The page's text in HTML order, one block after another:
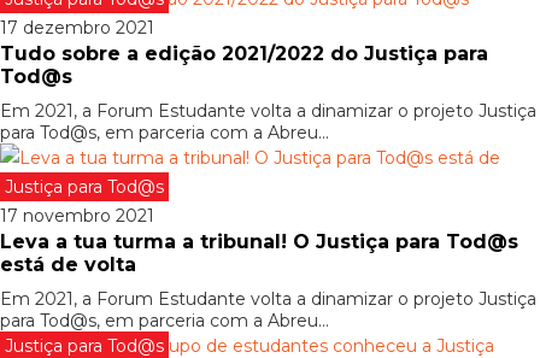
17 dezembro 2021
Tudo sobre a edição 2021/2022 do Justiça para
Tod@s
Em 2021, a Forum Estudante volta a dinamizar o projeto Justiça
para Tod@s, em parceria com a Abreu...
Justiça para Tod@s
17 novembro 2021
Leva a tua turma a tribunal! O Justiça para Tod@s
está de volta
Em 2021, a Forum Estudante volta a dinamizar o projeto Justiça
para Tod@s, em parceria com a Abreu...
Justiça para Tod@s